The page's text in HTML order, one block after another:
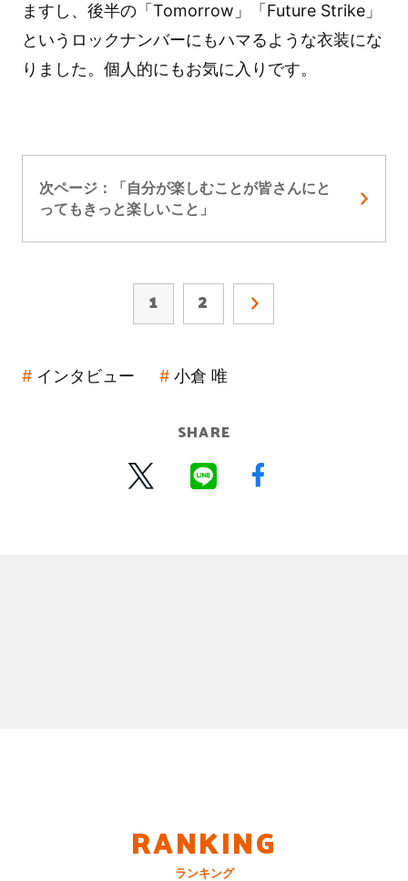
ますし、後半の「Tomorrow」「Future Strike」
というロックナンバーにもハマるような衣装にな
りました。個人的にもお気に入りです。
次ページ：「自分が楽しむことが皆さんにと
ってもきっと楽しいこと」
1 2
インタビュー 小倉 唯
SHARE
RANKING
ランキング